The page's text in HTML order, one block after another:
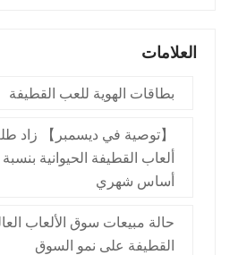
العلامات
بطاقات الهوية للعب القطيفة
【توصية في ديسمبر】 زاد
أساس شهري
حالة مبيعات سوق الألعاب
القطيفة على نمو السوق